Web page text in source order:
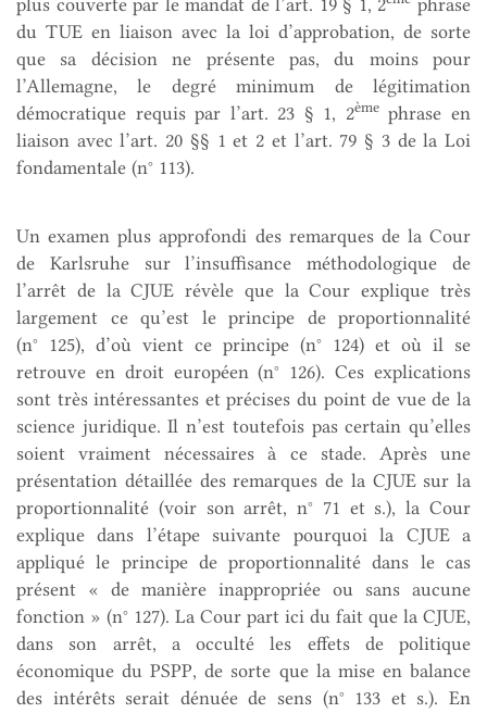
du TUE en liaison avec la loi d’approbation, de sorte
que sa décision ne présente pas, du moins pour
l’Allemagne, le degré minimum de légitimation
démocratique requis par l’art. 23 § 1, 2èmephrase en
liaison avec l’art. 20 §§ 1 et 2 et l’art. 79 § 3 de la Loi
fondamentale (n° 113).
Un examen plus approfondi des remarques de la Cour
de Karlsruhe sur l’insuffisance méthodologique de
l’arrêt de la CJUE révèle que la Cour explique très
largement ce qu’est le principe de proportionnalité
(n° 125), d’où vient ce principe (n° 124) et où il se
retrouve en droit européen (n° 126). Ces explications
sont très intéressantes et précises du point de vue de la
science juridique. Il n’est toutefois pas certain qu’elles
soient vraiment nécessaires à ce stade. Après une
présentation détaillée des remarques de la CJUE sur la
proportionnalité (voir son arrêt, n° 71 et s.), la Cour
explique dans l’étape suivante pourquoi la CJUE a
appliqué le principe de proportionnalité dans le cas
présent « de manière inappropriée ou sans aucune
fonction » (n° 127). La Cour part ici du fait que la CJUE,
dans son arrêt, a occulté les effets de politique
économique du PSPP, de sorte que la mise en balance
des intérêts serait dénuée de sens (n° 133 et s.). En